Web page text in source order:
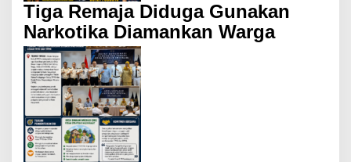
Tiga Remaja Diduga Gunakan
Narkotika Diamankan Warga